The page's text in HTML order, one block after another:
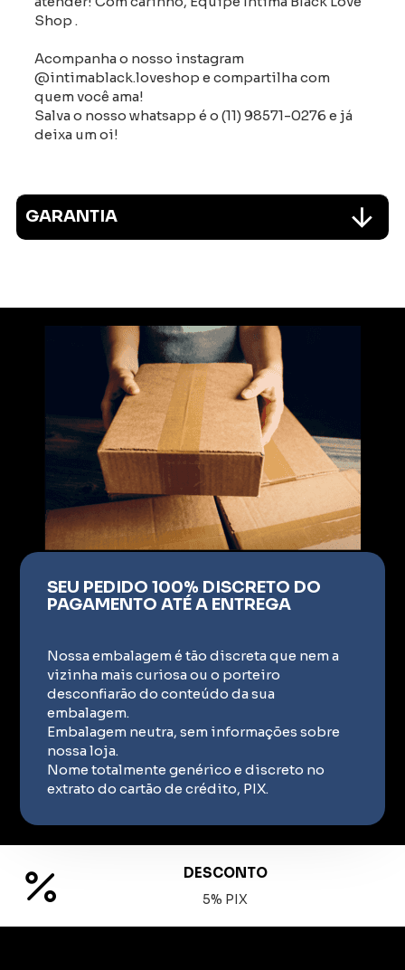
Shop .
Acompanha o nosso instagram
@intimablack.loveshop e compartilha com
quem você ama!
Salva o nosso whatsapp é o (11) 98571-0276 e já
deixa um oi!
GARANTIA
SEU PEDIDO 100% DISCRETO DO
PAGAMENTO ATÉ A ENTREGA
Nossa embalagem é tão discreta que nem a
vizinha mais curiosa ou o porteiro
desconfiarão do conteúdo da sua
embalagem.
Embalagem neutra, sem informações sobre
nossa loja.
Nome totalmente genérico e discreto no
extrato do cartão de crédito, PIX.
DESCONTO
5% PIX